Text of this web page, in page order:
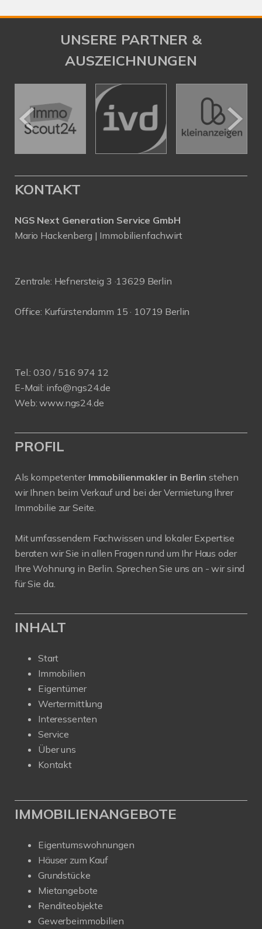
UNSERE PARTNER &
AUSZEICHNUNGEN
KONTAKT
NGS Next Generation Service GmbH
Mario Hackenberg | Immobilienfachwirt
Zentrale: Hefnersteig 3 ·13629 Berlin
Office: Kurfürstendamm 15 · 10719 Berlin
Tel.:030 / 516 974 12
E-Mail: info@ngs24.de
Web:www.ngs24.de
PROFIL
Als kompetenter Immobilienmakler in Berlin stehen
wir Ihnen beim Verkauf und bei der Vermietung Ihrer
Immobilie zur Seite.
Mit umfassendem Fachwissen und lokaler Expertise
beraten wir Sie in allen Fragen rund um Ihr Haus oder
Ihre Wohnung in Berlin. Sprechen Sie uns an - wir sind
für Sie da.
INHALT
Start
Immobilien
Eigentümer
Wertermittlung
Interessenten
Service
Über uns
Kontakt
IMMOBILIENANGEBOTE
Eigentumswohnungen
Häuser zum Kauf
Grundstücke
Mietangebote
Renditeobjekte
Gewerbeimmobilien